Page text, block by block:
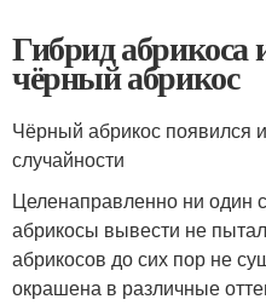
Гибрид абрикоса
чёрный абрикос
Чёрный абрикос появился
случайности
Целенаправленно ни один
абрикосы вывести не
абрикосов до сих пор не
окрашена в различные